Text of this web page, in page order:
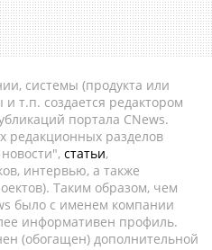
системы (продукта или
и т.п. создается редактором
портала CNews.
редакционных разделов
статьи,
интервью, а также
Таким образом, чем
было с именем компании
информативен профиль.
(обогащен) дополнительной